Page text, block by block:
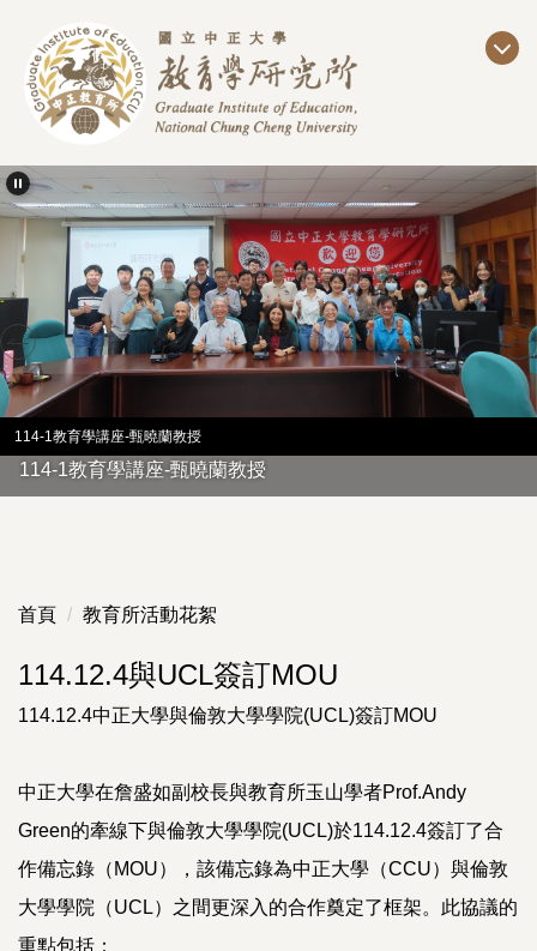
主
容
區
114-1教育學講座-甄曉蘭教授
114-1教育學講座-甄曉蘭教授
首頁 教育所活動花絮
114.12.4與UCL簽訂MOU
114.12.4中正大學與倫敦大學學院(UCL)簽訂MOU
中正大學在詹盛如副校長與教育所玉山學者Prof.Andy
Green的牽線下與倫敦大學學院(UCL)於114.12.4簽訂了合
作備忘錄（MOU），該備忘錄為中正大學（CCU）與倫敦
大學學院（UCL）之間更深入的合作奠定了框架。此協議的
重點包括：